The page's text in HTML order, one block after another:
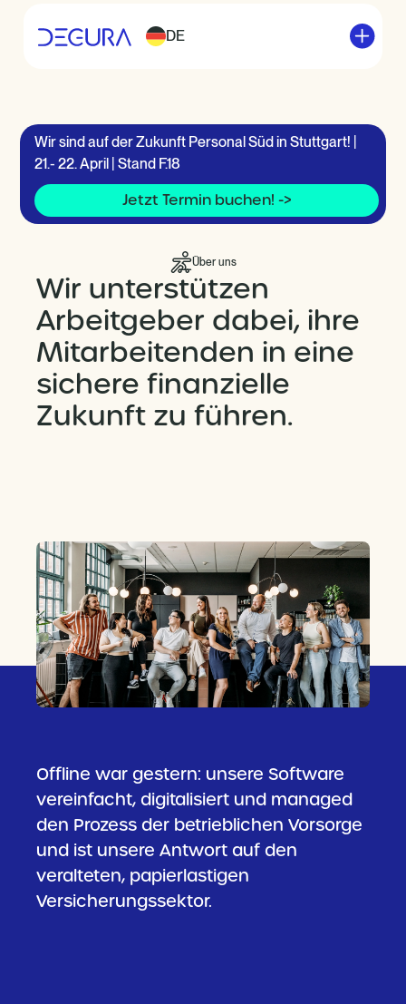
DE
Wir sind auf der Zukunft Personal Süd in Stuttgart! |
21.- 22. April | Stand F.18
Jetzt Termin buchen! ->
Über uns
Wir unterstützen
Arbeitgeber dabei, ihre
Mitarbeitenden in eine
sichere finanzielle
Zukunft zu führen.
Offline war gestern: unsere Software
vereinfacht, digitalisiert und managed
den Prozess der betrieblichen Vorsorge
und ist unsere Antwort auf den
veralteten, papierlastigen
Versicherungssektor.